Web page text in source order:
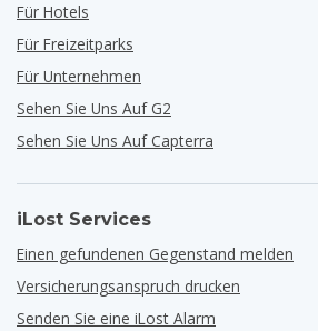
Für Hotels
Für Freizeitparks
Für Unternehmen
Sehen Sie Uns Auf G2
Sehen Sie Uns Auf Capterra
iLost Services
Einen gefundenen Gegenstand melden
Versicherungsanspruch drucken
Senden Sie eine iLost Alarm